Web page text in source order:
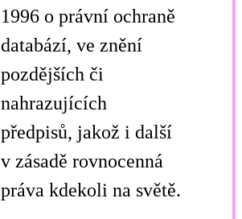
1996 o právní ochraně
databází, ve znění
pozdějších či
nahrazujících
předpisů, jakož i další
v zásadě rovnocenná
práva kdekoli na světě.